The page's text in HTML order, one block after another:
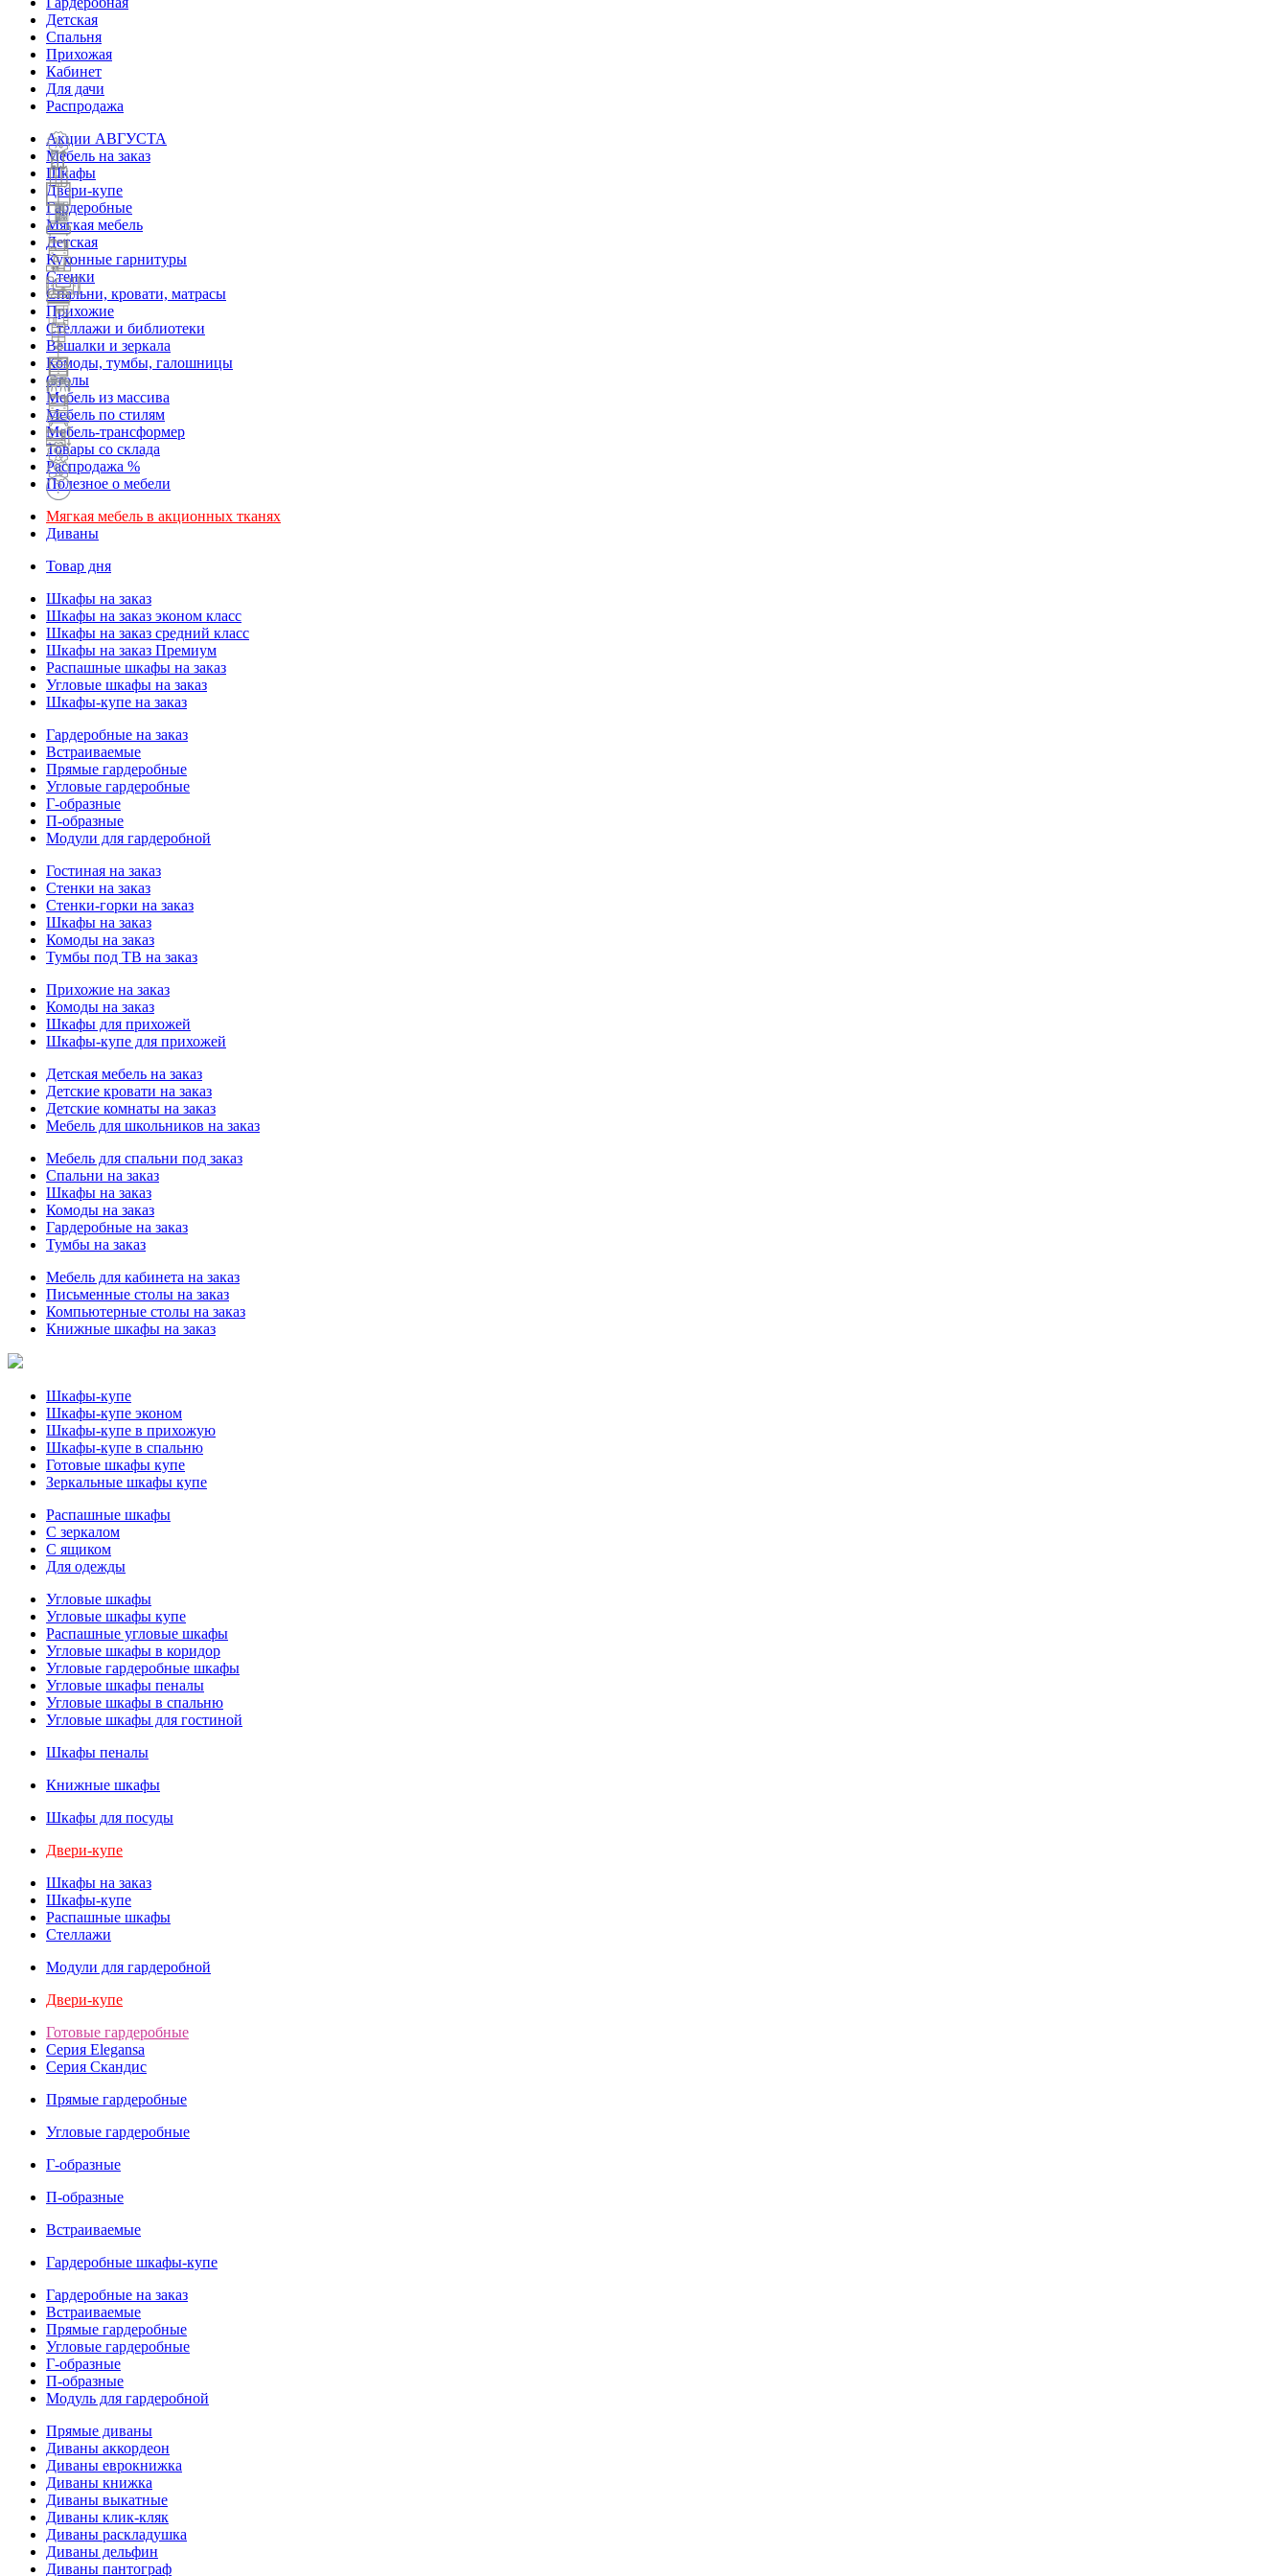
Детская
Спальня
Прихожая
Кабинет
Для дачи
Распродажа
Акции АВГУСТА
Мебель на заказ
Шкафы
Двери-купе
Гардеробные
Мягкая мебель
Детская
Кухонные гарнитуры
Стенки
Спальни, кровати, матрасы
Прихожие
Стеллажи и библиотеки
Вешалки и зеркала
Комоды, тумбы, галошницы
Столы
Мебель из массива
Мебель по стилям
Мебель-трансформер
Товары со склада
Распродажа %
Полезное о мебели
Мягкая мебель в акционных тканях
Диваны
Товар дня
Шкафы на заказ
Шкафы на заказ эконом класс
Шкафы на заказ средний класс
Шкафы на заказ Премиум
Распашные шкафы на заказ
Угловые шкафы на заказ
Шкафы-купе на заказ
Гардеробные на заказ
Встраиваемые
Прямые гардеробные
Угловые гардеробные
Г-образные
П-образные
Модули для гардеробной
Гостиная на заказ
Стенки на заказ
Стенки-горки на заказ
Шкафы на заказ
Комоды на заказ
Тумбы под ТВ на заказ
Прихожие на заказ
Комоды на заказ
Шкафы для прихожей
Шкафы-купе для прихожей
Детская мебель на заказ
Детские кровати на заказ
Детские комнаты на заказ
Мебель для школьников на заказ
Мебель для спальни под заказ
Спальни на заказ
Шкафы на заказ
Комоды на заказ
Гардеробные на заказ
Тумбы на заказ
Мебель для кабинета на заказ
Письменные столы на заказ
Компьютерные столы на заказ
Книжные шкафы на заказ
Шкафы-купе
Шкафы-купе эконом
Шкафы-купе в прихожую
Шкафы-купе в спальню
Готовые шкафы купе
Зеркальные шкафы купе
Распашные шкафы
С зеркалом
С ящиком
Для одежды
Угловые шкафы
Угловые шкафы купе
Распашные угловые шкафы
Угловые шкафы в коридор
Угловые гардеробные шкафы
Угловые шкафы пеналы
Угловые шкафы в спальню
Угловые шкафы для гостиной
Шкафы пеналы
Книжные шкафы
Шкафы для посуды
Двери-купе
Шкафы на заказ
Шкафы-купе
Распашные шкафы
Стеллажи
Модули для гардеробной
Двери-купе
Готовые гардеробные
Серия Elegansa
Серия Скандис
Прямые гардеробные
Угловые гардеробные
Г-образные
П-образные
Встраиваемые
Гардеробные шкафы-купе
Гардеробные на заказ
Встраиваемые
Прямые гардеробные
Угловые гардеробные
Г-образные
П-образные
Модуль для гардеробной
Прямые диваны
Диваны аккордеон
Диваны еврокнижка
Диваны книжка
Диваны выкатные
Диваны клик-кляк
Диваны раскладушка
Диваны дельфин
Диваны пантограф